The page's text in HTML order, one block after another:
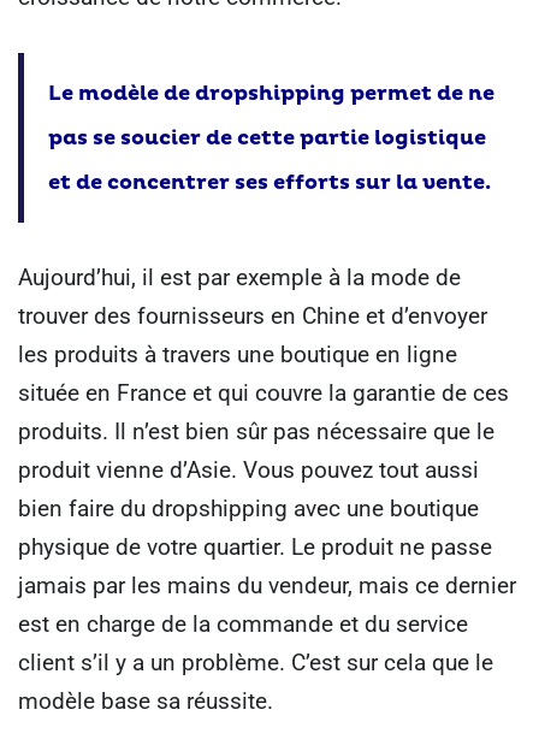
Le modèle de dropshipping permet de ne
pas se soucier de cette partie logistique
et de concentrer ses efforts sur la vente.
Aujourd’hui, il est par exemple à la mode de
trouver des fournisseurs en Chine et d’envoyer
les produits à travers une boutique en ligne
située en France et qui couvre la garantie de ces
produits. Il n’est bien sûr pas nécessaire que le
produit vienne d’Asie. Vous pouvez tout aussi
bien faire du dropshipping avec une boutique
physique de votre quartier. Le produit ne passe
jamais par les mains du vendeur, mais ce dernier
est en charge de la commande et du service
client s’il y a un problème. C’est sur cela que le
modèle base sa réussite.